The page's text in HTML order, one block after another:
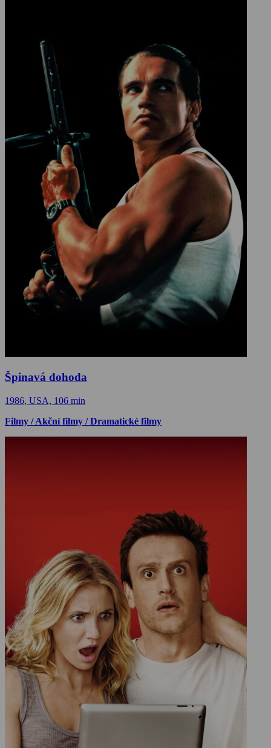
Špinavá dohoda
1986, USA, 106 min
Filmy / Akční filmy / Dramatické filmy